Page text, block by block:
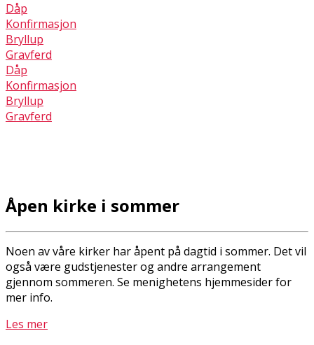
Dåp
Konfirmasjon
Bryllup
Gravferd
Dåp
Konfirmasjon
Bryllup
Gravferd
Åpen kirke i sommer
Noen av våre kirker har åpent på dagtid i sommer. Det vil
også være gudstjenester og andre arrangement
gjennom sommeren. Se menighetens hjemmesider for
mer info.
Les mer